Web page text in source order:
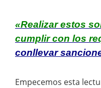
«Realizar estos
cumplir con los
conllevar
Empecemos esta